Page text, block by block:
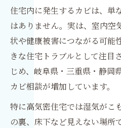
住宅内に発生するカビは、単
はありません。実は、室内空
状や健康被害につながる可能
きな住宅トラブルとして注目
じめ、岐阜県・三重県・静岡
カビ相談が増加しています。
特に高気密住宅では湿気がこ
の裏、床下など見えない場所